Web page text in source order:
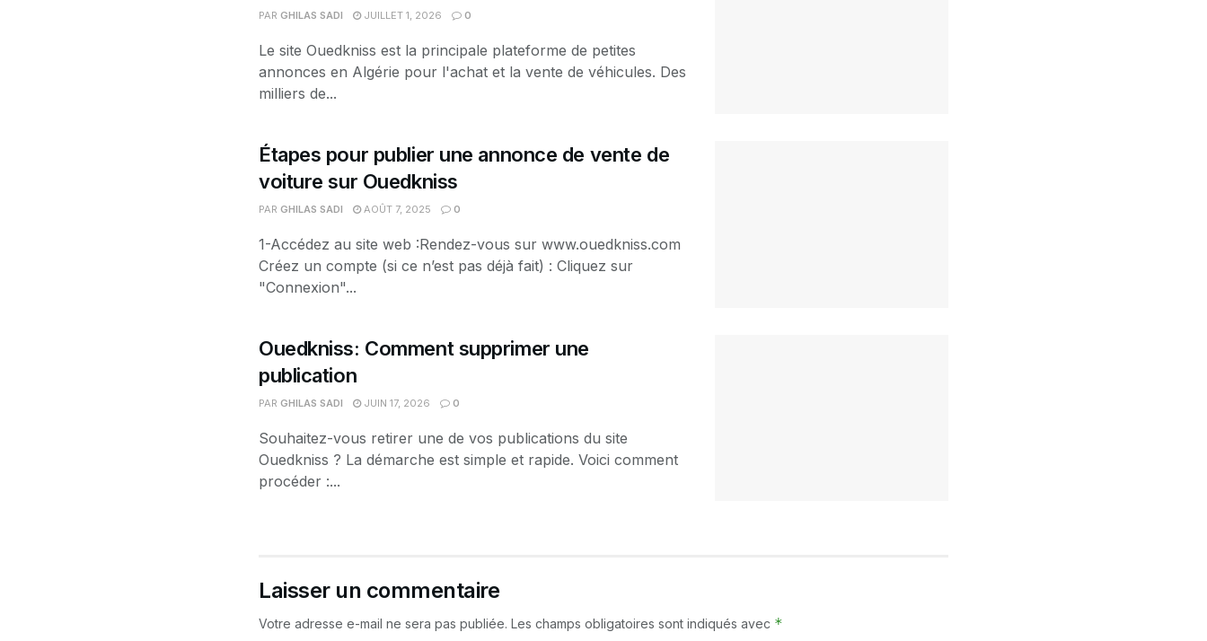
PAR GHILAS SADI JUILLET 1, 2026 0
Le site Ouedkniss est la principale plateforme de petites
annonces en Algérie pour l'achat et la vente de véhicules. Des
milliers de...
Étapes pour publier une annonce de vente de
voiture sur Ouedkniss
PAR GHILAS SADI AOÛT 7, 2025 0
1-Accédez au site web :Rendez-vous sur www.ouedkniss.com
Créez un compte (si ce n’est pas déjà fait) : Cliquez sur
"Connexion"...
Ouedkniss: Comment supprimer une
publication
PAR GHILAS SADI JUIN 17, 2026 0
Souhaitez-vous retirer une de vos publications du site
Ouedkniss ? La démarche est simple et rapide. Voici comment
procéder :...
Laisser un commentaire
Votre adresse e-mail ne sera pas publiée. Les champs obligatoires sont indiqués avec *